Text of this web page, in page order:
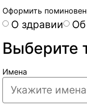
Оформить
О здравии Об
Выберите
Имена